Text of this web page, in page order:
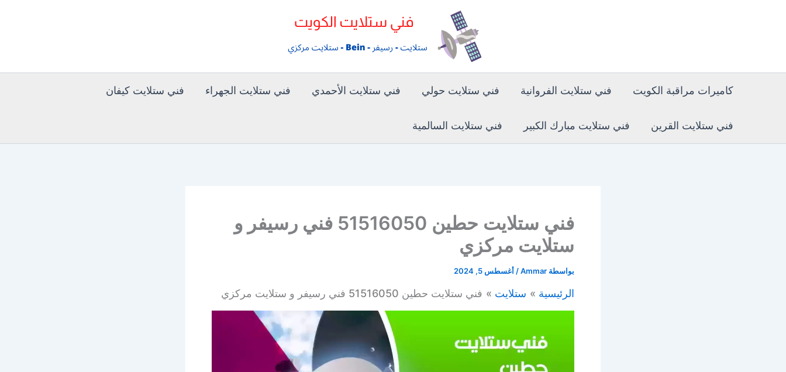
كاميرات مراقبة الكويت فني ستلايت الفروانية فني ستلايت حولي فني ستلايت الأحمدي فني ستلايت الجهراء فني ستلايت كيفان
فني ستلايت القرين فني ستلايت مبارك الكبير فني ستلايت السالمية
فني ستلايت حطين 51516050 فني رسيفر و
ستلايت مركزي
بواسطة Ammar
/ أغسطس 5, 2024
الرئيسية ستلايت فني ستلايت حطين 51516050 فني رسيفر و ستلايت مركزي